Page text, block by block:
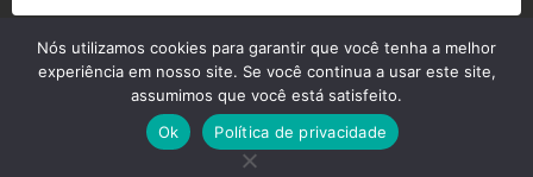
© 2026 by bring the pixel. Remember to change this
Contact us
Nós utilizamos cookies para garantir que você tenha a melhor
experiência em nosso site. Se você continua a usar este site,
assumimos que você está satisfeito.
Ok
Política de privacidade